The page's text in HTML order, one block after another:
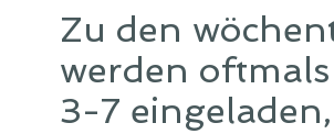
Zu den
werden
3-7